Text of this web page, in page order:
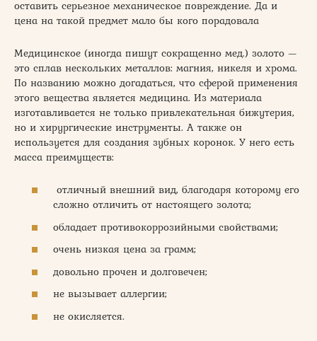
оставить серьезное механическое повреждение. Да и
цена на такой предмет мало бы кого порадовала
Медицинское (иногда пишут сокращенно мед.) золото —
это сплав нескольких металлов: магния, никеля и хрома.
По названию можно догадаться, что сферой применения
этого вещества является медицина. Из материала
изготавливается не только привлекательная бижутерия,
но и хирургические инструменты. А также он
используется для создания зубных коронок. У него есть
масса преимуществ:
отличный внешний вид, благодаря которому его
сложно отличить от настоящего золота;
обладает противокоррозийными свойствами;
очень низкая цена за грамм;
довольно прочен и долговечен;
не вызывает аллергии;
не окисляется.